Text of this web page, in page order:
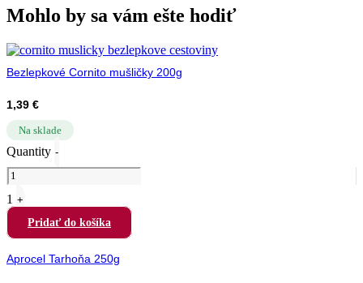
Mohlo by sa vám ešte hodiť
Bezlepkové Cornito mušličky 200g
1,39 €
Na sklade
Quantity -
1 +
Pridať do košíka
Aprocel Tarhoňa 250g